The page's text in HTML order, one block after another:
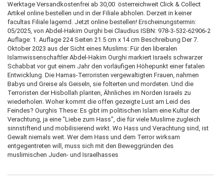
Werktage Versandkostenfrei ab 30,00  österreichweit Click & Collect
Artikel online bestellen und in der Filiale abholen. Derzeit in keiner
facultas Filiale lagernd. Jetzt online bestellen! Erscheinungstermin:
05/2025, von Abdel-Hakim Ourghi bei Claudius ISBN: 978-3-532-62906-2
Auflage: 1. Auflage 224 Seiten 21.5 cm x 14 cm Beschreibung Der 7.
Oktober 2023 aus der Sicht eines Muslims: Für den liberalen
Islamwissenschaftler Abdel-Hakim Ourghi markiert Israels schwarzer
Schabbat vor gut einem Jahr den vorläufigen Höhepunkt einer fatalen
Entwicklung. Die Hamas-Terroristen vergewaltigten Frauen, nahmen
Babys und Greise als Geiseln, sie folterten und mordeten. Und die
Terroristen der Hisbollah planten, Ähnliches im Norden Israels zu
wiederholen. Woher kommt die offen gezeigte Lust am Leid des
Feindes? Ourghis These: Es gibt im politischen Islam eine Kultur der
Verachtung, ja eine "Liebe zum Hass", die für viele Muslime zugleich
sinnstiftend und mobilisierend wirkt. Wo Hass und Verachtung sind, ist
Gewalt niemals weit. Wer dem Hass und dem Terror wirksam
entgegentreten will, muss sich mit den Beweggründen des
muslimischen Juden- und Israelhasses